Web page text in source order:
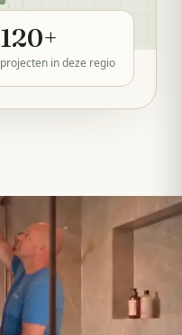
120+
projecten in deze regio